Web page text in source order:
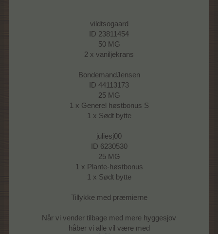
vildtsogaard
ID 23811454
50 MG
2 x vaniljekrans
BondemandJensen
ID 44113173
25 MG
1 x Generel høstbonus S
1 x Sødt bytte
juliesj00
ID 6230530
25 MG
1 x Plante-høstbonus
1 x Sødt bytte
Tillykke med præmierne
Når vi vender tilbage med mere hyggesjov
håber vi alle vil være med